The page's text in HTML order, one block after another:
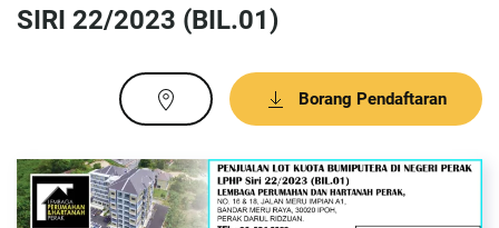
SIRI 22/2023 (BIL.01)
Borang Pendaftaran